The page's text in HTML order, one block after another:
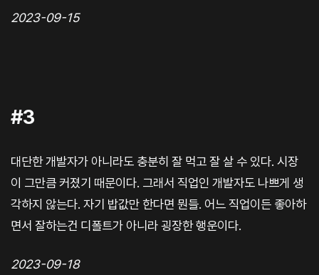
2023-09-15
#3
대단한 개발자가 아니라도 충분히 잘 먹고 잘 살 수 있다. 시장
이 그만큼 커졌기 때문이다. 그래서 직업인 개발자도 나쁘게 생
각하지 않는다. 자기 밥값만 한다면 뭔들. 어느 직업이든 좋아하
면서 잘하는건 디폴트가 아니라 굉장한 행운이다.
2023-09-18